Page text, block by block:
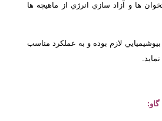
ها و آزاد سازي انرژي از ماهيچه ها
لازم بوده و به عملكرد مناسب